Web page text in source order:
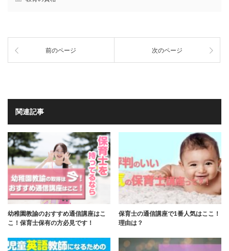
前のページ 次のページ
関連記事
幼稚園教諭のおすすめ通信講座はこ
こ！保育士保有の方必見です！
保育士の通信講座で1番人気はここ！
理由は？